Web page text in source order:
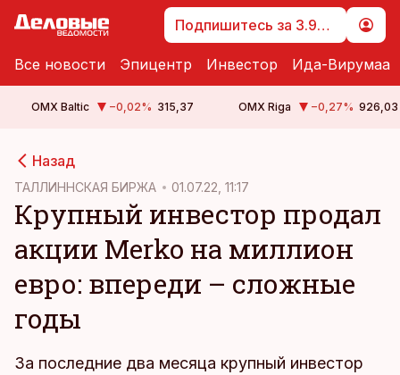
Подпишитесь за 3.99 €
Все новости Эпицентр Инвестор Ида-Вирумаа
OMX Baltic −0,02% 315,37 OMX Riga −0,27% 926,03
Назад
ТАЛЛИННСКАЯ БИРЖА 01.07.22, 11:17
Крупный инвестор продал
акции Merko на миллион
евро: впереди – сложные
годы
За последние два месяца крупный инвестор